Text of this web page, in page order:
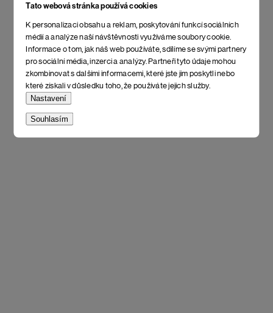
Tato webová stránka používá cookies
K personalizaci obsahu a reklam, poskytování funkcí sociálních
médií a analýze naší návštěvnosti využíváme soubory cookie.
Informace o tom, jak náš web používáte, sdílíme se svými partnery
pro sociální média, inzerci a analýzy. Partneři tyto údaje mohou
zkombinovat s dalšími informacemi, které jste jim poskytli nebo
které získali v důsledku toho, že používáte jejich služby.
Nastavení
Souhlasím